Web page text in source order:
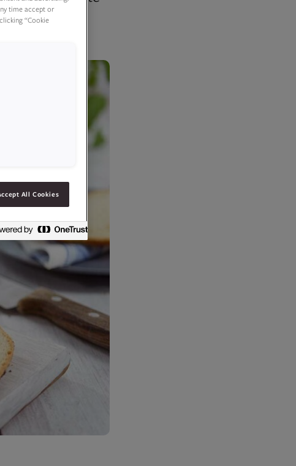
time accept or
“Cookie
All Cookies